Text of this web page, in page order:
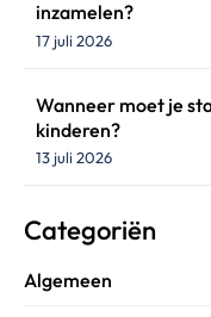
inzamelen?
17 juli 2026
Wanneer moet je
kinderen?
13 juli 2026
Categoriën
Algemeen